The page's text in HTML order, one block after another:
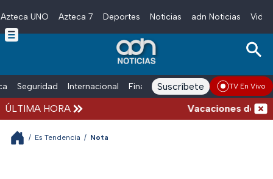
Skip to main content
Azteca UNO Azteca 7 Deportes Noticias adn Noticias
Seguridad Internacional Finanzas adn Noticias Radio
Suscríbete TV En Vivo
ÚLTIMA HORA Vacaciones de
/ Es Tendencia / Nota